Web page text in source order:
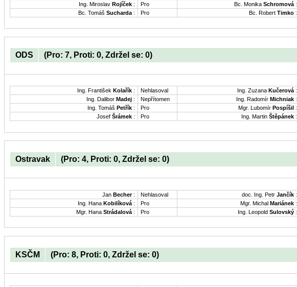
Ing. Miroslav Rojíček : Pro Bc. Monika Schromová :
Bc. Tomáš Sucharda : Pro Bc. Robert Timko :
ODS (Pro: 7, Proti: 0, Zdržel se: 0)
Ing. František Kolařík : Nehlasoval Ing. Zuzana Kučerová:
Ing. Dalibor Madej : Nepřítomen Ing. Radomír Michniak :
Ing. Tomáš Petřík : Pro Mgr. Lubomír Pospíšil :
Josef Šrámek : Pro Ing. Martin Štěpánek :
Ostravak (Pro: 4, Proti: 0, Zdržel se: 0)
Jan Becher: Nehlasoval doc. Ing. Petr Jančík :
Ing. Hana Kobilíková : Pro Mgr. Michal Mariánek :
Mgr. Hana Strádalová : Pro Ing. Leopold Sulovský :
KSČM (Pro: 8, Proti: 0, Zdržel se: 0)